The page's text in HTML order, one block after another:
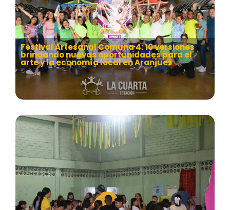
Festival Artesanal Comuna 4: 10 versiones
brindando nuevas oportunidades para el
arte y la economía local en Aranjuez